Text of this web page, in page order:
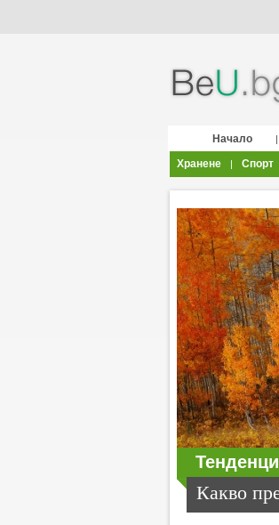
Начало |
Хранене
| Спорт
Какво